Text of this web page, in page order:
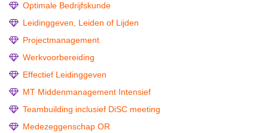
Optimale Bedrijfskunde
Leidinggeven, Leiden of Lijden
Projectmanagement
Werkvoorbereiding
Effectief Leidinggeven
MT Middenmanagement Intensief
Teambuilding inclusief DiSC meeting
Medezeggenschap OR